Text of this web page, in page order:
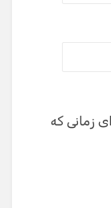
زمانی که